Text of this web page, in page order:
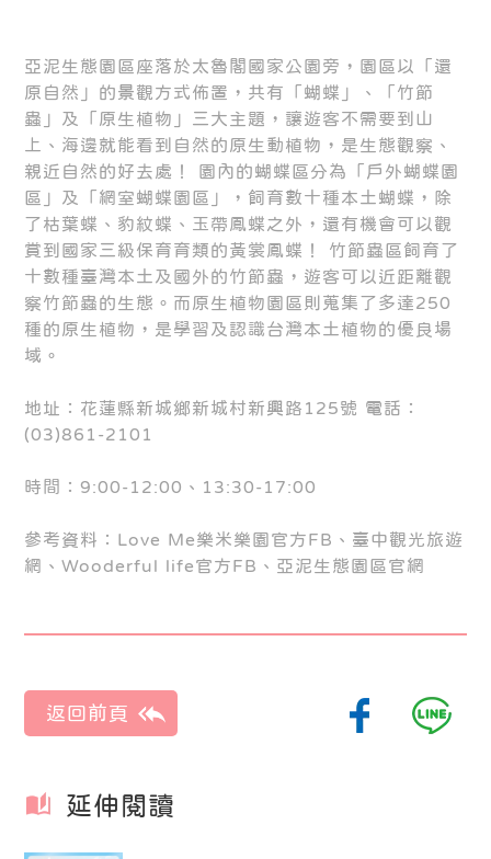
亞泥生態園區座落於太魯閣國家公園旁，園區以「還
原自然」的景觀方式佈置，共有「蝴蝶」、「竹節
蟲」及「原生植物」三大主題，讓遊客不需要到山
上、海邊就能看到自然的原生動植物，是生態觀察、
親近自然的好去處！ 園內的蝴蝶區分為「戶外蝴蝶園
區」及「網室蝴蝶園區」，飼育數十種本土蝴蝶，除
了枯葉蝶、豹紋蝶、玉帶鳳蝶之外，還有機會可以觀
賞到國家三級保育育類的黃裳鳳蝶！ 竹節蟲區飼育了
十數種臺灣本土及國外的竹節蟲，遊客可以近距離觀
察竹節蟲的生態。而原生植物園區則蒐集了多達250
種的原生植物，是學習及認識台灣本土植物的優良場
域。
地址：花蓮縣新城鄉新城村新興路125號 電話：
(03)861-2101
時間：9:00-12:00、13:30-17:00
參考資料：Love Me樂米樂園官方FB、臺中觀光旅遊
網、Wooderful life官方FB、亞泥生態園區官網
延伸閱讀